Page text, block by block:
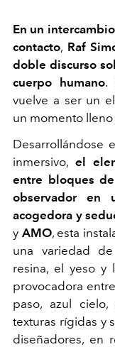
En un
contacto, Raf
doble discurso
cuerpo humano.
vuelve a ser un
un momento
Desarrollándose
inmersivo, el
entre bloques
observador en
acogedora y
y AMO, esta
una variedad
resina, el yeso y
provocadora
paso, azul
texturas rígidas y
diseñadores, en